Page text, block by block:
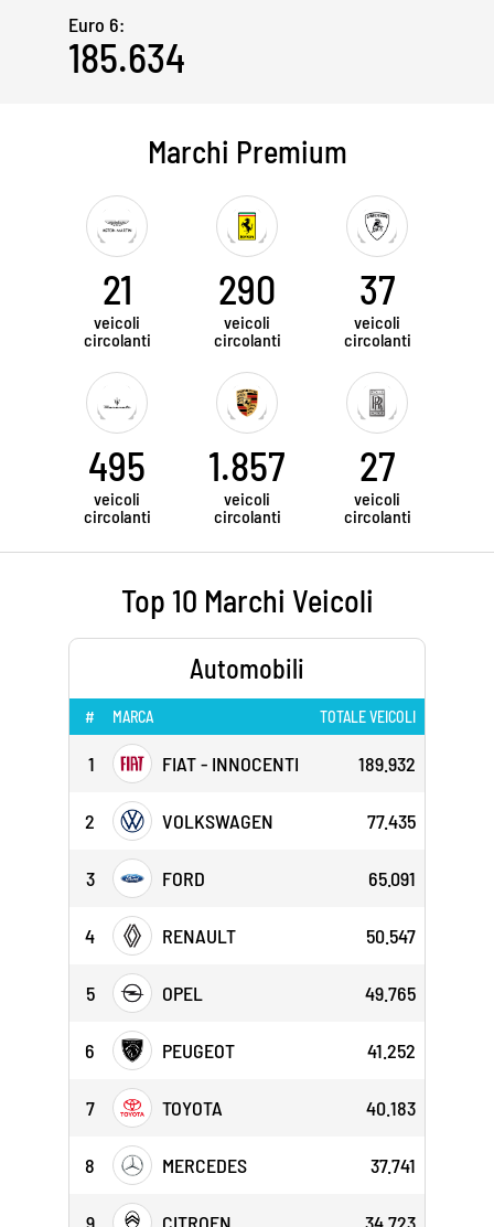
Euro 6:
185.634
Marchi Premium
21
veicoli
circolanti
290
veicoli
circolanti
37
veicoli
circolanti
495
veicoli
circolanti
1.857
veicoli
circolanti
27
veicoli
circolanti
Top 10 Marchi Veicoli
Automobili
# MARCA TOTALE VEICOLI
1 FIAT - INNOCENTI 189.932
2 VOLKSWAGEN 77.435
3 FORD 65.091
4 RENAULT 50.547
5 OPEL 49.765
6 PEUGEOT 41.252
7 TOYOTA 40.183
8 MERCEDES 37.741